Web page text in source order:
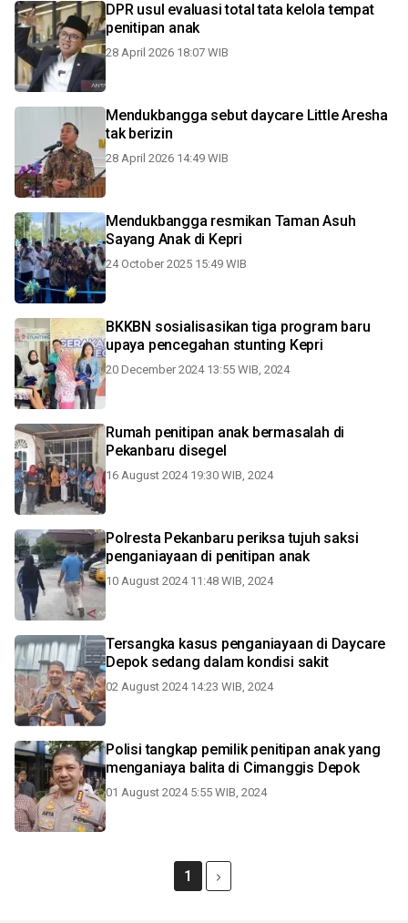
DPR usul evaluasi total tata kelola tempat
penitipan anak
28 April 2026 18:07 WIB
Mendukbangga sebut daycare Little Aresha
tak berizin
28 April 2026 14:49 WIB
Mendukbangga resmikan Taman Asuh
Sayang Anak di Kepri
24 October 2025 15:49 WIB
BKKBN sosialisasikan tiga program baru
upaya pencegahan stunting Kepri
20 December 2024 13:55 WIB, 2024
Rumah penitipan anak bermasalah di
Pekanbaru disegel
16 August 2024 19:30 WIB, 2024
Polresta Pekanbaru periksa tujuh saksi
penganiayaan di penitipan anak
10 August 2024 11:48 WIB, 2024
Tersangka kasus penganiayaan di Daycare
Depok sedang dalam kondisi sakit
02 August 2024 14:23 WIB, 2024
Polisi tangkap pemilik penitipan anak yang
menganiaya balita di Cimanggis Depok
01 August 2024 5:55 WIB, 2024
1